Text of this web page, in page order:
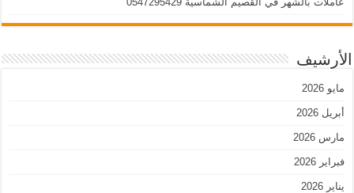
الأرشيف
مايو 2026
أبريل 2026
مارس 2026
فبراير 2026
يناير 2026